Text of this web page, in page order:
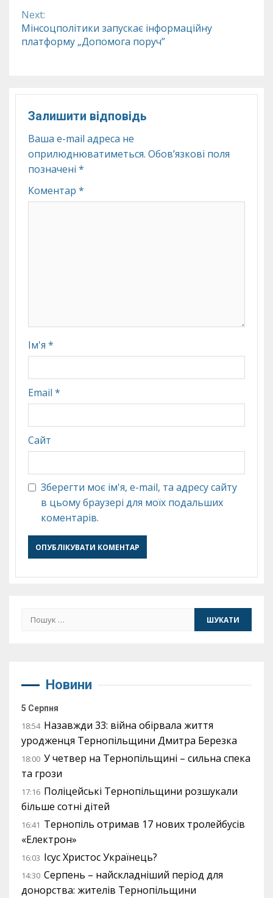
Next:
Мінсоцполітики запускає інформаційну
платформу „Допомога поруч”
Залишити відповідь
Ваша e-mail адреса не
оприлюднюватиметься. Обов’язкові поля
позначені *
Коментар *
Ім'я *
Email *
Сайт
Зберегти моє ім'я, e-mail, та адресу сайту
в цьому браузері для моїх подальших
коментарів.
Пошук:
Новини
5 Серпня
18:54 Назавжди 33: війна обірвала життя
уродженця Тернопільщини Дмитра Березка
18:00 У четвер на Тернопільщині – сильна спека
та грози
17:16 Поліцейські Тернопільщини розшукали
більше сотні дітей
16:41 Тернопіль отримав 17 нових тролейбусів
«Електрон»
16:03 Ісус Христос Українець?
14:30 Серпень – найскладніший період для
донорства: жителів Тернопільщини